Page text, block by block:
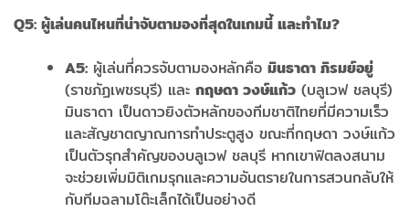
Q5: ผู้เล่นคนไหนที่น่าจับตามองที่สุดในเกมนี้ และทำไม?
A5: ผู้เล่นที่ควรจับตามองหลักคือ มินธาดา ภิรมย์อยู่
(ราชภัฏเพชรบุรี) และ กฤษดา วงษ์แก้ว (บลูเวฟ ชลบุรี)
มินธาดา เป็นดาวยิงตัวหลักของทีมชาติไทยที่มีความเร็ว
และสัญชาตญาณการทำประตูสูง ขณะที่กฤษดา วงษ์แก้ว
เป็นตัวรุกสำคัญของบลูเวฟ ชลบุรี หากเขาฟิตลงสนาม
จะช่วยเพิ่มมิติเกมรุกและความอันตรายในการสวนกลับให้
กับทีมฉลามโต๊ะเล็กได้เป็นอย่างดี